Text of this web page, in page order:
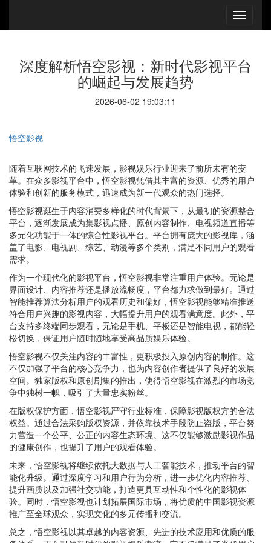
深度解析悟空影视：新时代影视平台
的崛起与发展趋势
2026-06-02 19:03:11
悟空影视
随着互联网技术的飞速发展，影视娱乐行业迎来了前所未有的变
革。在众多影视平台中，悟空影视凭借其丰富的资源、优秀的用户
体验和创新的服务模式，迅速成为新一代观众的热门选择。
悟空影视诞生于内容消费多样化的时代背景下，从最初的资源整合
平台，逐渐发展成为集影视点播、原创内容制作、电视频道直播等
多元化功能于一体的综合性影视平台。平台拥有庞大的影视库，涵
盖了电影、电视剧、综艺、动漫等多个类别，满足不同用户的观看
需求。
作为一个现代化的影视平台，悟空影视非常注重用户体验。无论是
界面设计、内容推荐还是播放流畅度，平台都力求做到最好。通过
智能推荐算法分析用户的观看历史和偏好，悟空影视能够精准推送
符合用户兴趣的影视内容，大幅提升用户的观看满意度。此外，平
台支持多终端同步观看，无论是手机、平板还是智能电视，都能轻
松切换，保证用户随时随地享受高品质娱乐体验。
悟空影视不仅关注内容的丰富性，更积极投入原创内容的制作。这
不仅加强了平台的核心竞争力，也为内容创作者提供了良好的发展
空间。独家版权和原创剧集的推出，使得悟空影视在激烈的市场竞
争中独树一帜，吸引了大量忠实粉丝。
在版权保护方面，悟空影视严守行业标准，保障影视版权方的合法
权益。通过合法采购版权资源，并依靠技术手段防止盗版，平台努
力营造一个公平、公正的内容生态环境。这不仅能够激励影视作品
的健康创作，也提升了用户的观看体验。
未来，悟空影视将继续依托大数据与人工智能技术，推动平台的智
能化升级。通过深度学习和用户行为分析，进一步优化内容推荐、
提升画质以及加强社交功能，打造更具互动性和个性化的影视体
验。同时，悟空影视也计划拓展国际市场，将优质的中国影视资源
推广至全球观众，实现文化的多元传播和交流。
总之，悟空影视以其卓越的内容资源、先进的技术应用和优质的服